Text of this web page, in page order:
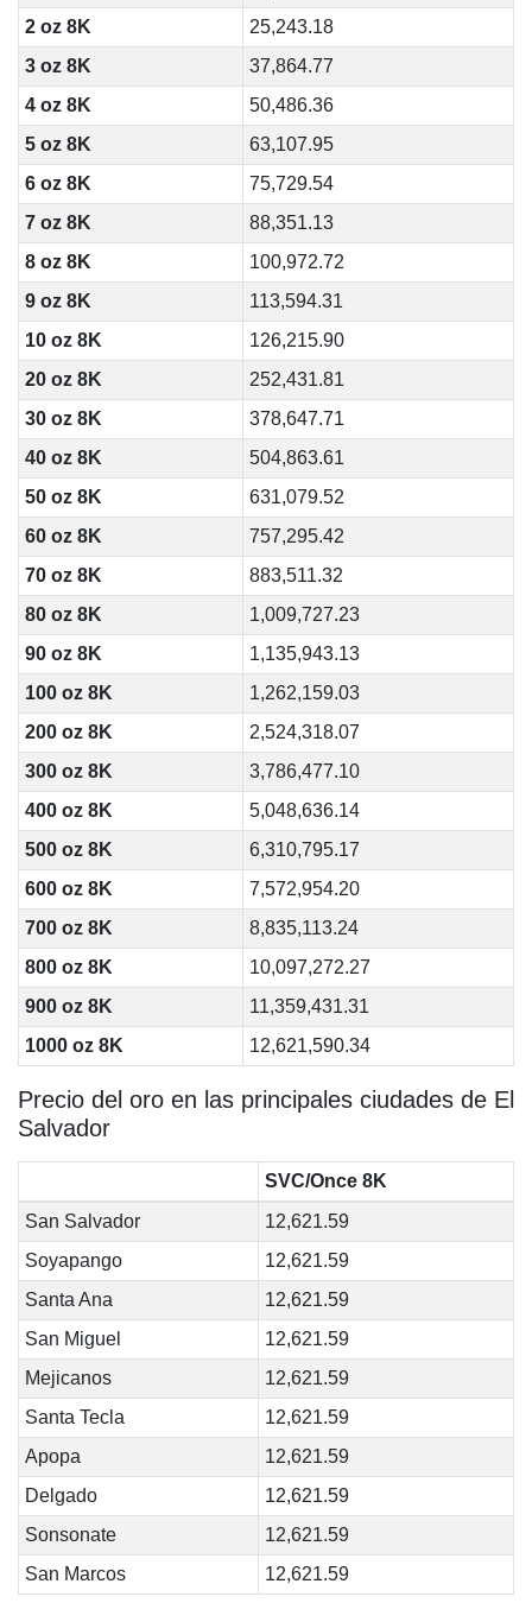
2 oz 8K
25,243.18
3 oz 8K
37,864.77
4 oz 8K
50,486.36
5 oz 8K
63,107.95
6 oz 8K
75,729.54
7 oz 8K
88,351.13
8 oz 8K
100,972.72
9 oz 8K
113,594.31
10 oz 8K
126,215.90
20 oz 8K
252,431.81
30 oz 8K
378,647.71
40 oz 8K
504,863.61
50 oz 8K
631,079.52
60 oz 8K
757,295.42
70 oz 8K
883,511.32
80 oz 8K
1,009,727.23
90 oz 8K
1,135,943.13
100 oz 8K
1,262,159.03
200 oz 8K
2,524,318.07
300 oz 8K
3,786,477.10
400 oz 8K
5,048,636.14
500 oz 8K
6,310,795.17
600 oz 8K
7,572,954.20
700 oz 8K
8,835,113.24
800 oz 8K
10,097,272.27
900 oz 8K
11,359,431.31
1000 oz 8K
12,621,590.34
Precio del oro en las principales ciudades de El
Salvador
SVC/Once 8K
San Salvador
12,621.59
Soyapango
12,621.59
Santa Ana
12,621.59
San Miguel
12,621.59
Mejicanos
12,621.59
Santa Tecla
12,621.59
Apopa
12,621.59
Delgado
12,621.59
Sonsonate
12,621.59
San Marcos
12,621.59